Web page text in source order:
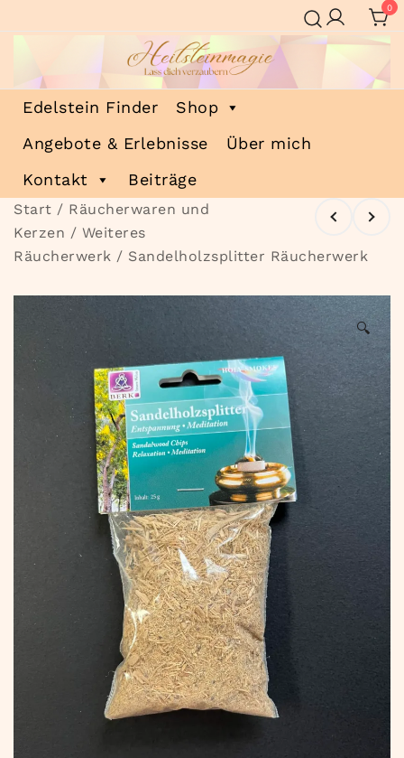
Inhalt
0
Heilsteinmagie
Lass dich verzaubern
Edelstein Finder
Shop
Angebote & Erlebnisse
Über mich
Kontakt
Beiträge
Start / Räucherwaren und
Kerzen / Weiteres
Räucherwerk / Sandelholzsplitter Räucherwerk
🔍